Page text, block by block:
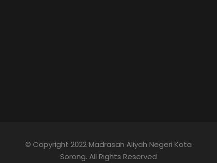
© Copyright 2022 Madrasah Aliyah Negeri Kota
Sorong. All Rights Reserved